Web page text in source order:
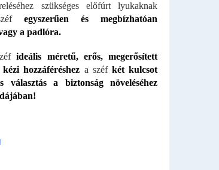
szükséges előfúrt lyukaknak
egyszerűen ésmegbízhatóan
a padlóra.
ideális méretű, erős,megerősített
kézi hozzáféréshez a széf két kulcsot
választás a biztonság növeléséhez